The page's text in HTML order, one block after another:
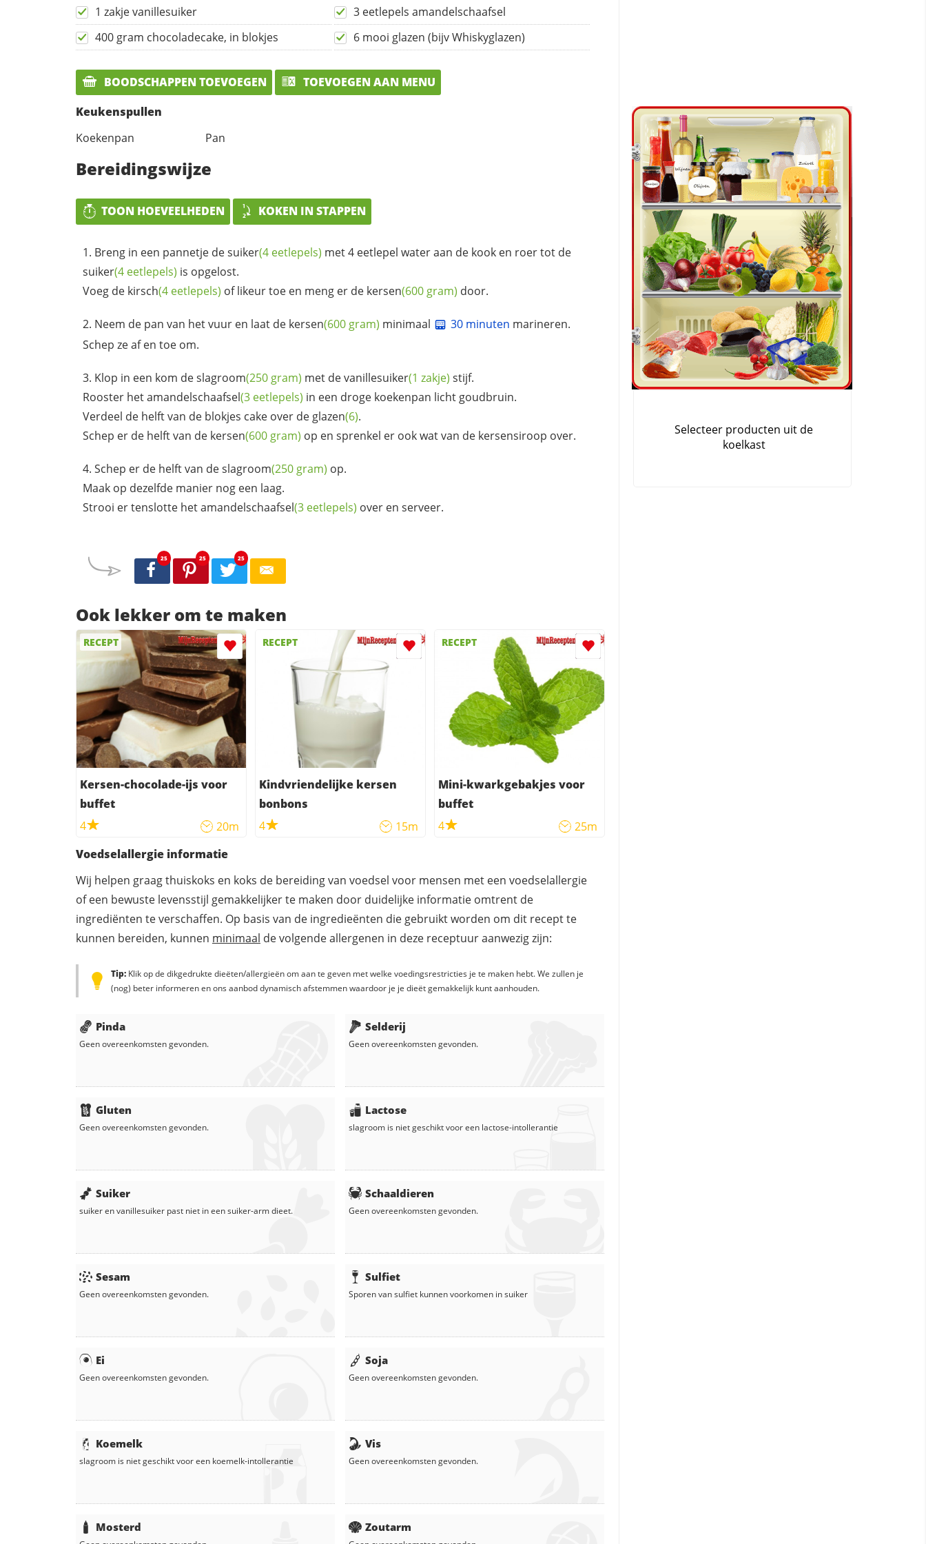
1 zakje vanillesuiker
3 eetlepels amandelschaafsel
400 gram chocoladecake, in blokjes
6 mooi glazen (bijv Whiskyglazen)
BOODSCHAPPEN TOEVOEGEN
TOEVOEGEN AAN MENU
Keukenspullen
Koekenpan
Pan
Bereidingswijze
TOON HOEVEELHEDEN KOKEN IN STAPPEN
Breng in een pannetje desuiker(4 eetlepels) met 4 eetlepel water aan de kook en roer tot de
suiker(4 eetlepels) is opgelost.
Voeg de kirsch(4 eetlepels) of likeur toe en meng er de kersen(600 gram) door.
Neem de pan van het vuur en laat de kersen(600 gram) minimaal 30 minuten marineren.
Schep ze af en toe om.
Klop in een kom deslagroom(250 gram) met devanillesuiker(1 zakje) stijf.
Rooster hetamandelschaafsel(3 eetlepels) in een droge koekenpan licht goudbruin.
Verdeel de helft van de blokjes cake over de glazen(6).
Schep er de helft van de kersen(600 gram) op en sprenkel er ook wat van de kersensiroop over.
Schep er de helft van deslagroom(250 gram) op.
Maak op dezelfde manier nog een laag.
Strooi er tenslotte hetamandelschaafsel(3 eetlepels) over en serveer.
25 25 25
Ook lekker om te maken
RECEPT
Kersen-chocolade-ijs voor
buffet
4
20m
RECEPT
Kindvriendelijke kersen
bonbons
4
15m
RECEPT
Mini-kwarkgebakjes voor
buffet
4
25m
Voedselallergie informatie
Wij helpen graag thuiskoks en koks de bereiding van voedsel voor mensen met een voedselallergie
of een bewuste levensstijl gemakkelijker te maken door duidelijke informatie omtrent de
ingrediënten te verschaffen. Op basis van de ingredieënten die gebruikt worden om dit recept te
kunnen bereiden, kunnen minimaal de volgende allergenen in deze receptuur aanwezig zijn:
Tip: Klik op de dikgedrukte dieëten/allergieën om aan te geven met welke voedingsrestricties je te maken hebt. We zullen je
(nog) beter informeren en ons aanbod dynamisch afstemmen waardoor je je dieët gemakkelijk kunt aanhouden.
Pinda
Geen overeenkomsten gevonden.
Gluten
Geen overeenkomsten gevonden.
Suiker
suikerenvanillesuiker past niet in een suiker-arm dieet.
Sesam
Geen overeenkomsten gevonden.
Ei
Geen overeenkomsten gevonden.
Koemelk
slagroom is niet geschikt voor een koemelk-intollerantie
Mosterd
Selderij
Geen overeenkomsten gevonden.
Lactose
slagroom is niet geschikt voor een lactose-intollerantie
Schaaldieren
Geen overeenkomsten gevonden.
Sulfiet
Sporen van sulfiet kunnen voorkomen insuiker
Soja
Geen overeenkomsten gevonden.
Vis
Geen overeenkomsten gevonden.
Zoutarm